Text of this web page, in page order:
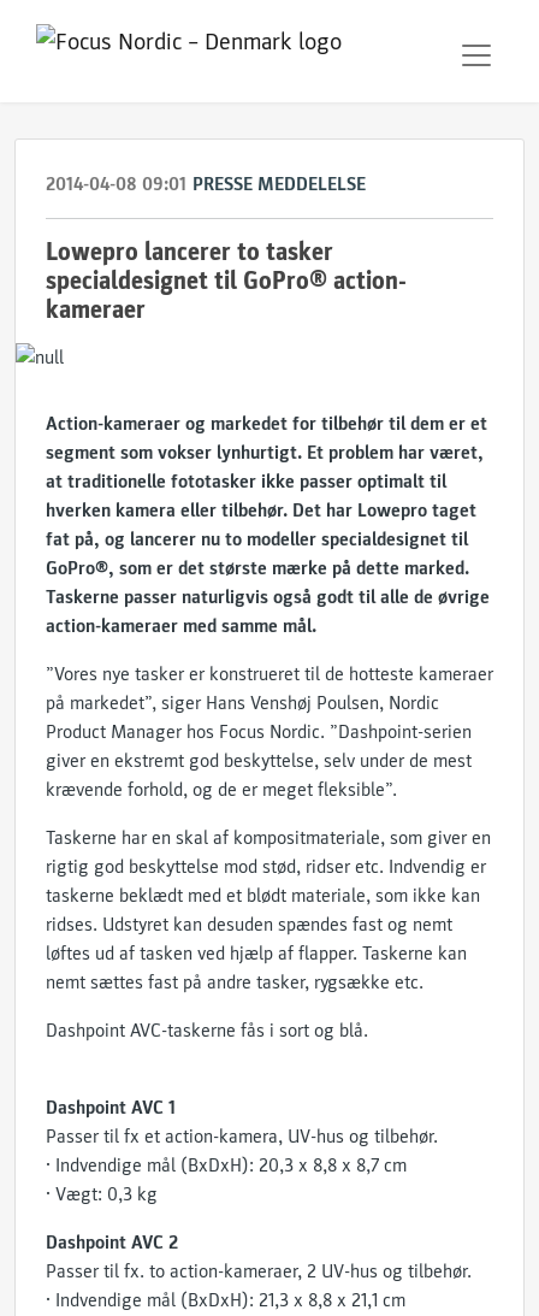
2014-04-08 09:01 PRESSE MEDDELELSE
Lowepro lancerer to tasker
specialdesignet til GoPro® action-
kameraer
Action-kameraer og markedet for tilbehør til dem er et
segment som vokser lynhurtigt. Et problem har været,
at traditionelle fototasker ikke passer optimalt til
hverken kamera eller tilbehør. Det har Lowepro taget
fat på, og lancerer nu to modeller specialdesignet til
GoPro®, som er det største mærke på dette marked.
Taskerne passer naturligvis også godt til alle de øvrige
action-kameraer med samme mål.
”Vores nye tasker er konstrueret til de hotteste kameraer
på markedet”, siger Hans Venshøj Poulsen, Nordic
Product Manager hos Focus Nordic. ”Dashpoint-serien
giver en ekstremt god beskyttelse, selv under de mest
krævende forhold, og de er meget fleksible”.
Taskerne har en skal af kompositmateriale, som giver en
rigtig god beskyttelse mod stød, ridser etc. Indvendig er
taskerne beklædt med et blødt materiale, som ikke kan
ridses. Udstyret kan desuden spændes fast og nemt
løftes ud af tasken ved hjælp af flapper. Taskerne kan
nemt sættes fast på andre tasker, rygsække etc.
Dashpoint AVC-taskerne fås i sort og blå.
Dashpoint AVC 1
Passer til fx et action-kamera, UV-hus og tilbehør.
• Indvendige mål (BxDxH): 20,3 x 8,8 x 8,7 cm
• Vægt: 0,3 kg
Dashpoint AVC 2
Passer til fx. to action-kameraer, 2 UV-hus og tilbehør.
• Indvendige mål (BxDxH): 21,3 x 8,8 x 21,1 cm